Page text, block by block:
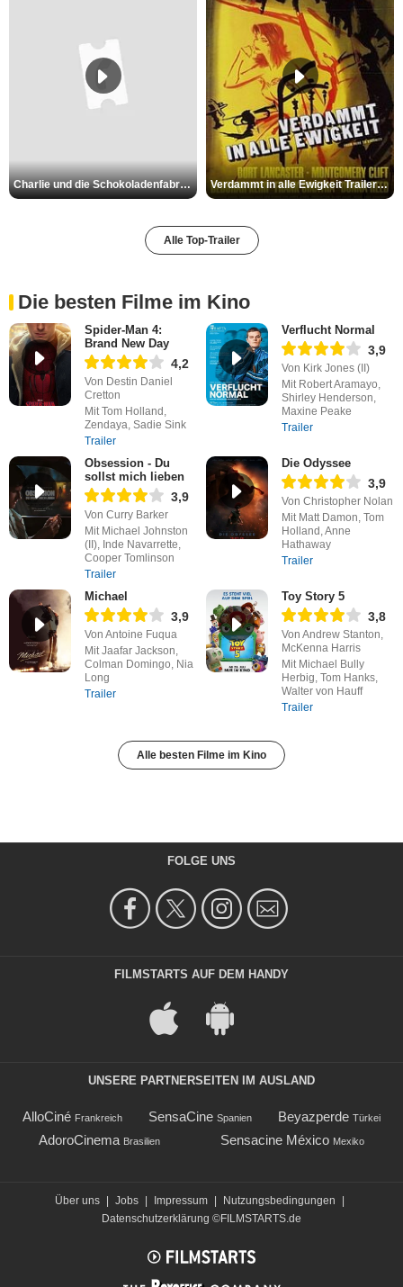
Charlie und die Schokoladenfabrik Trailer OV Verdammt in alle Ewigkeit Trailer OV
Alle Top-Trailer
Die besten Filme im Kino
Spider-Man 4:
Brand New Day
4,2
Von Destin Daniel
Cretton
Mit Tom Holland,
Zendaya, Sadie Sink
Trailer
Verflucht Normal
3,9
Von Kirk Jones (II)
Mit Robert Aramayo,
Shirley Henderson,
Maxine Peake
Trailer
Obsession - Du
sollst mich lieben
3,9
Von Curry Barker
Mit Michael Johnston
(II), Inde Navarrette,
Cooper Tomlinson
Trailer
Die Odyssee
3,9
Von Christopher Nolan
Mit Matt Damon, Tom
Holland, Anne
Hathaway
Trailer
Michael
3,9
Von Antoine Fuqua
Mit Jaafar Jackson,
Colman Domingo, Nia
Long
Trailer
Toy Story 5
3,8
Von Andrew Stanton,
McKenna Harris
Mit Michael Bully
Herbig, Tom Hanks,
Walter von Hauff
Trailer
Alle besten Filme im Kino
FOLGE UNS
FILMSTARTS AUF DEM HANDY
UNSERE PARTNERSEITEN IM AUSLAND
AlloCiné Frankreich SensaCine Spanien Beyazperde Türkei
AdoroCinema Brasilien Sensacine México Mexiko
Über uns | Jobs | Impressum | Nutzungsbedingungen
|
Datenschutzerklärung ©FILMSTARTS.de